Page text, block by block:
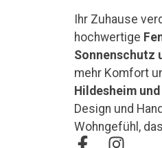
Ihr Zuhause
hochwertige
Sonnenschutz
mehr Komfort
Hildesheim
Design und
Wohngefühl,